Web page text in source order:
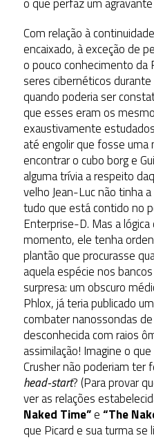
Com relação à
encaixado, à exceção de
o pouco conhecimento da
seres cibernéticos
quando poderia ser
que esses eram os
exaustivamente
até engolir que fosse uma
encontrar o cubo borg e
alguma trívia a respeito
velho Jean-Luc não tinha
tudo que está contido no
Enterprise-D. Mas a
momento, ele tenha
plantão que procurasse
aquela espécie nos
surpresa: um obscuro
Phlox, já teria publicado
combater nanossondas
desconhecida com raios
assimilação! Imagine o
Crusher não poderiam ter
head-start? (Para provar
ver as relações
Naked Time”e“The
que Picard e sua turma se